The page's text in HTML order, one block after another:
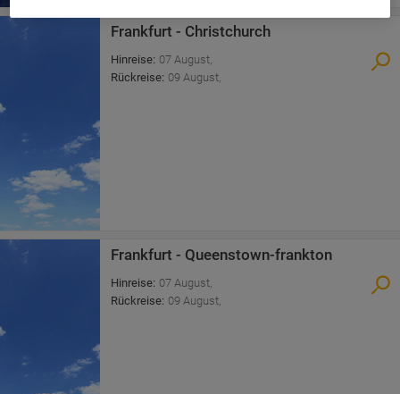
Frankfurt - Christchurch
Hinreise: 07 August,
Rückreise: 09 August,
Frankfurt - Queenstown-frankton
Hinreise: 07 August,
Rückreise: 09 August,